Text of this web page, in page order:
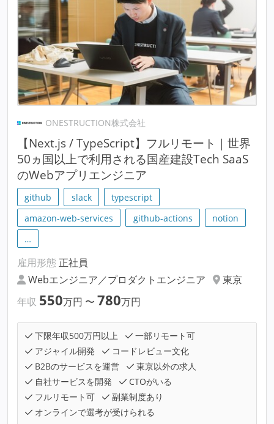
ONESTRUCTION株式会社
【Next.js / TypeScript】フルリモート｜世界
50ヵ国以上で利用される国産建設Tech SaaS
のWebアプリエンジニア
github slack
typescript
amazon-web-services
github-actions
notion
…
雇用形態 正社員
Webエンジニア／プロダクトエンジニア
東京
年収 550万円 〜 780万円
下限年収500万円以上
一部リモート可
アジャイル開発
コードレビュー文化
B2Bのサービスを運営
東京以外の求人
自社サービスを開発
CTOがいる
フルリモート可
副業制度あり
オンラインで選考が受けられる